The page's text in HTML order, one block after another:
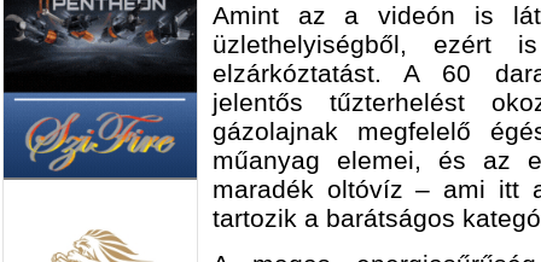
Amint az a videón is
üzlethelyiségből, ezért
elzárkóztatást. A 60
jelentős tűzterhelést
gázolajnak megfelelő
műanyag elemei, és az
maradék oltóvíz – ami itt
tartozik a barátságos